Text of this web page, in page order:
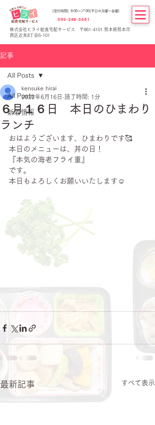
[受付時間] 8:00～17:00(平日の月曜～金曜)
096-288-5681
株式会社ヒライ給食宅配サービス 〒861-4101 熊本県熊本市
南区近見8丁目6-101
記事
All Posts
新着情報
All Posts
６月１６日 本日のひまわり
ランチ
kensuke hirai
2022年6月16日 読了時間: 1分
おはようございます、ひまわりです🥰
本日のメニューは、丼の日！
『本気の海老フライ重』
です。
本日もよろしくお願いいたします☺
最新記事 すべて表示